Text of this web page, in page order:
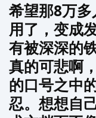
希望那8万
用了，变成
有被深深的
真的可悲啊
的口号之中
忍。想想自